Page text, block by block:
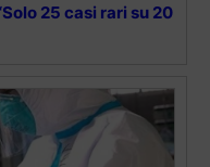
25 casi rari su 20